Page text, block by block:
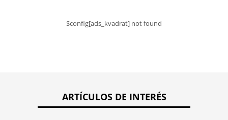
$config[ads_kvadrat] not found
ARTÍCULOS DE INTERÉS